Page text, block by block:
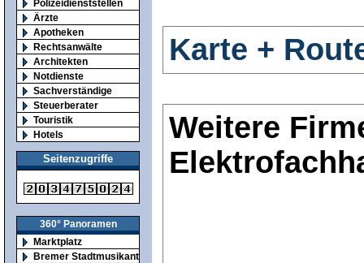
Polizeidienststellen
Ärzte
Apotheken
Rechtsanwälte
Architekten
Notdienste
Sachverständige
Steuerberater
Touristik
Hotels
Seitenzugriffe
360° Panoramen
Marktplatz
Bremer Stadtmusikanten
Karte +
Weitere